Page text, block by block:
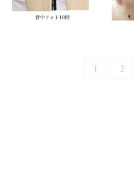
1 2